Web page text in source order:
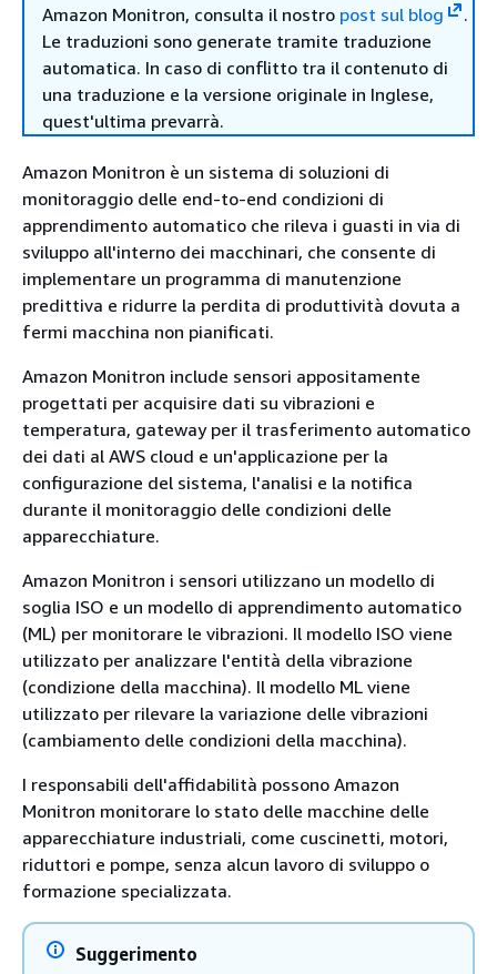
Amazon Monitron, consulta il nostro post sul blog
.
Le traduzioni sono generate tramite traduzione
automatica. In caso di conflitto tra il contenuto di
una traduzione e la versione originale in Inglese,
quest'ultima prevarrà.
Amazon Monitron è un sistema di soluzioni di
monitoraggio delle end-to-end condizioni di
apprendimento automatico che rileva i guasti in via di
sviluppo all'interno dei macchinari, che consente di
implementare un programma di manutenzione
predittiva e ridurre la perdita di produttività dovuta a
fermi macchina non pianificati.
Amazon Monitron include sensori appositamente
progettati per acquisire dati su vibrazioni e
temperatura, gateway per il trasferimento automatico
dei dati al AWS cloud e un'applicazione per la
configurazione del sistema, l'analisi e la notifica
durante il monitoraggio delle condizioni delle
apparecchiature.
Amazon Monitron i sensori utilizzano un modello di
soglia ISO e un modello di apprendimento automatico
(ML) per monitorare le vibrazioni. Il modello ISO viene
utilizzato per analizzare l'entità della vibrazione
(condizione della macchina). Il modello ML viene
utilizzato per rilevare la variazione delle vibrazioni
(cambiamento delle condizioni della macchina).
I responsabili dell'affidabilità possono Amazon
Monitron monitorare lo stato delle macchine delle
apparecchiature industriali, come cuscinetti, motori,
riduttori e pompe, senza alcun lavoro di sviluppo o
formazione specializzata.
Suggerimento